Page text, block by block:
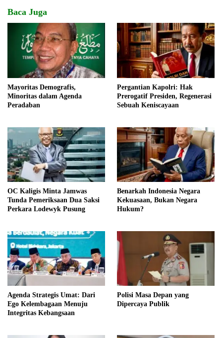
Baca Juga
Mayoritas Demografis,
Minoritas dalam Agenda
Peradaban
Pergantian Kapolri: Hak
Prerogatif Presiden, Regenerasi
Sebuah Keniscayaan
OC Kaligis Minta Jamwas
Tunda Pemeriksaan Dua Saksi
Perkara Lodewyk Pusung
Benarkah Indonesia Negara
Kekuasaan, Bukan Negara
Hukum?
Agenda Strategis Umat: Dari
Ego Kelembagaan Menuju
Integritas Kebangsaan
Polisi Masa Depan yang
Dipercaya Publik